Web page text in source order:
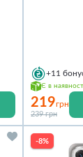
+11
Є в
219грн
239 грн
-8%